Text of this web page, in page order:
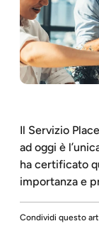
Il Servizio
ad oggi è
ha certificato
importanza e
Condividi questo